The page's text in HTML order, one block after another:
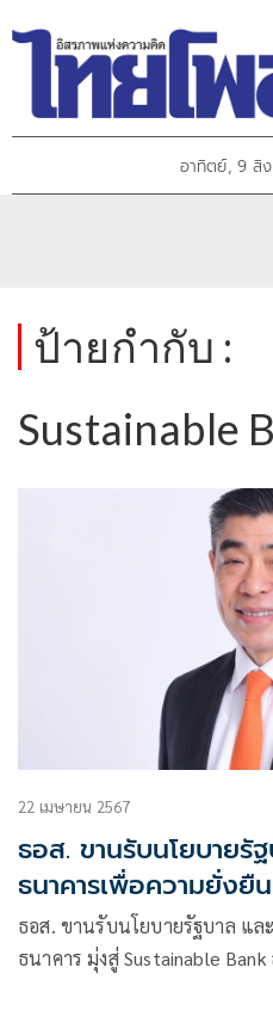
อาทิตย์, 9 สิ
ป้ายกำกับ :
Sustainable
22 เมษายน 2567
ธอส. ขานรับนโยบายรั
ธนาคารเพื่อความยั่งยืน
ธอส. ขานรับนโยบายรัฐบาล แล
ธนาคาร มุ่งสู่ Sustainable